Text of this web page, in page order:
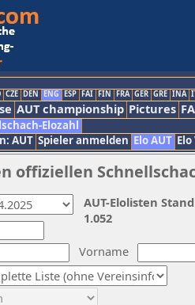
CZE DEN ENG ESP FAI FIN FRA GER GRE INA
AUT championship Pictures
Elozahl
AUT Spieler anmelden Elo AUT
offiziellen
Vorname
AUT-Elolisten
1.052